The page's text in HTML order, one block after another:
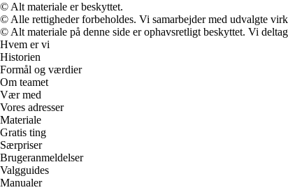
© Alt materiale er beskyttet.
© Alle rettigheder forbeholdes. Vi samarbejder med udvalgte
© Alt materiale på denne side er ophavsretligt beskyttet. Vi
Hvem er vi
Historien
Formål og værdier
Om teamet
Vær med
Vores adresser
Materiale
Gratis ting
Særpriser
Brugeranmeldelser
Valgguides
Manualer